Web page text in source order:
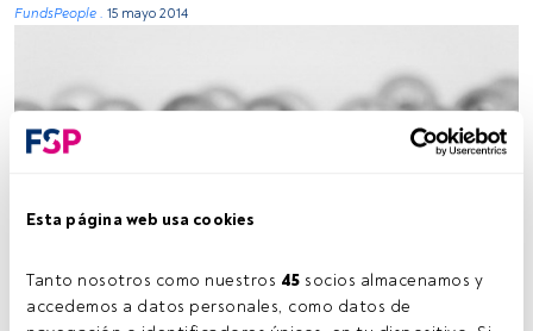
Esta página web usa cookies
Tanto nosotros como nuestros 45 socios almacenamos y
accedemos a datos personales, como datos de
FundsPeople . 15 mayo 2014
DiegoMolano, Flickr, Creative Commons
Tiempo lectura: 1 min.